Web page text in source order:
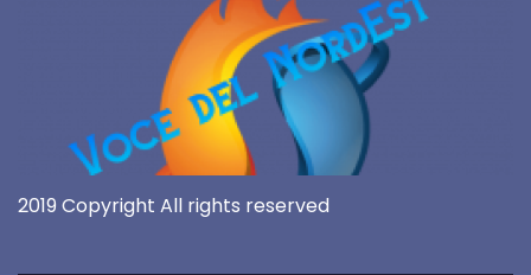
2019 Copyright All rights reserved